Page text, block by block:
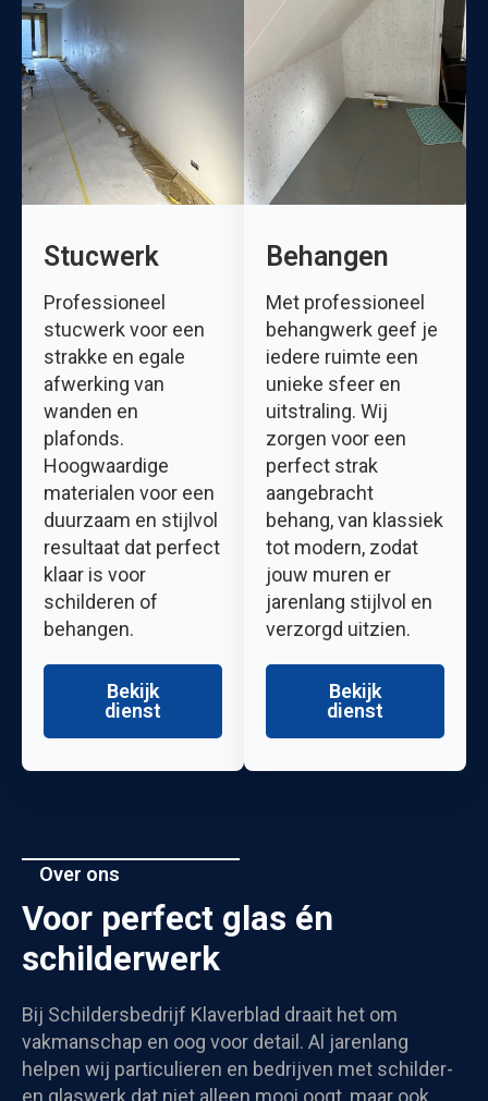
Stucwerk
Professioneel
stucwerk voor een
strakke en egale
afwerking van
wanden en
plafonds.
Hoogwaardige
materialen voor een
duurzaam en stijlvol
resultaat dat perfect
klaar is voor
schilderen of
behangen.
Bekijk
dienst
Behangen
Met professioneel
behangwerk geef je
iedere ruimte een
unieke sfeer en
uitstraling. Wij
zorgen voor een
perfect strak
aangebracht
behang, van klassiek
tot modern, zodat
jouw muren er
jarenlang stijlvol en
verzorgd uitzien.
Bekijk
dienst
Over ons
Voor perfect glas én
schilderwerk
Bij Schildersbedrijf Klaverblad draait het om
vakmanschap en oog voor detail. Al jarenlang
helpen wij particulieren en bedrijven met schilder-
en glaswerk dat niet alleen mooi oogt, maar ook